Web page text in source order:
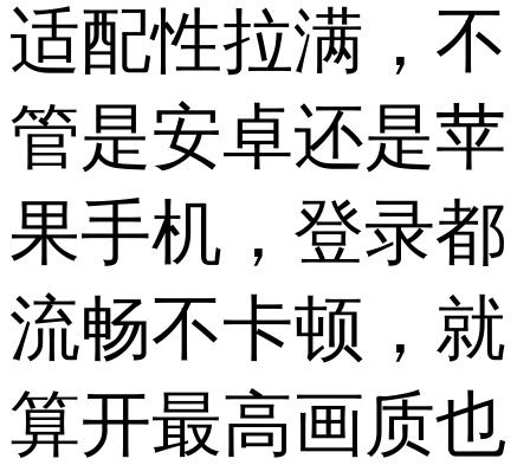
适配性拉满，不
管是安卓还是苹
果手机，登录都
流畅不卡顿，就
算开最高画质也